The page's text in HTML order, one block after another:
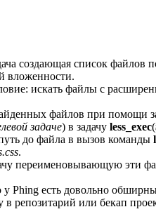
создающая список файлов
вложенности.
искать файлы с
файлов при помощи
задаче) в задачу less_exec(
до файла в вызов команды
.
переименовывающую эти
Phing есть довольно
в репозитарий или бекап